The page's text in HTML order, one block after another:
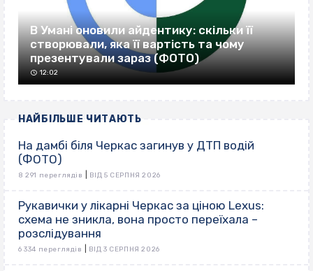
В Умані оновили айдентику: скільки її
створювали, яка її вартість та чому
презентували зараз (ФОТО)
12:02
НАЙБІЛЬШЕ ЧИТАЮТЬ
На дамбі біля Черкас загинув у ДТП водій
(ФОТО)
8 291 переглядів ВІД 5 СЕРПНЯ 2026
Рукавички у лікарні Черкас за ціною Lexus:
схема не зникла, вона просто переїхала –
розслідування
6 334 переглядів ВІД 3 СЕРПНЯ 2026